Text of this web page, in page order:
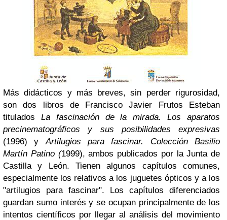
Más didácticos y más breves, sin perder rigurosidad,
son dos libros de Francisco Javier Frutos Esteban
titulados La fascinación de la mirada. Los aparatos
precinematográficos y sus posibilidades expresivas
(1996) yArtilugios para fascinar. Colección Basilio
Martín Patino (1999), ambos publicados por la Junta de
Castilla y León. Tienen algunos capítulos comunes,
especialmente los relativos a los juguetes ópticos y a los
"artilugios para fascinar". Los capítulos diferenciados
guardan sumo interés y se ocupan principalmente de los
intentos científicos por llegar al análisis del movimiento